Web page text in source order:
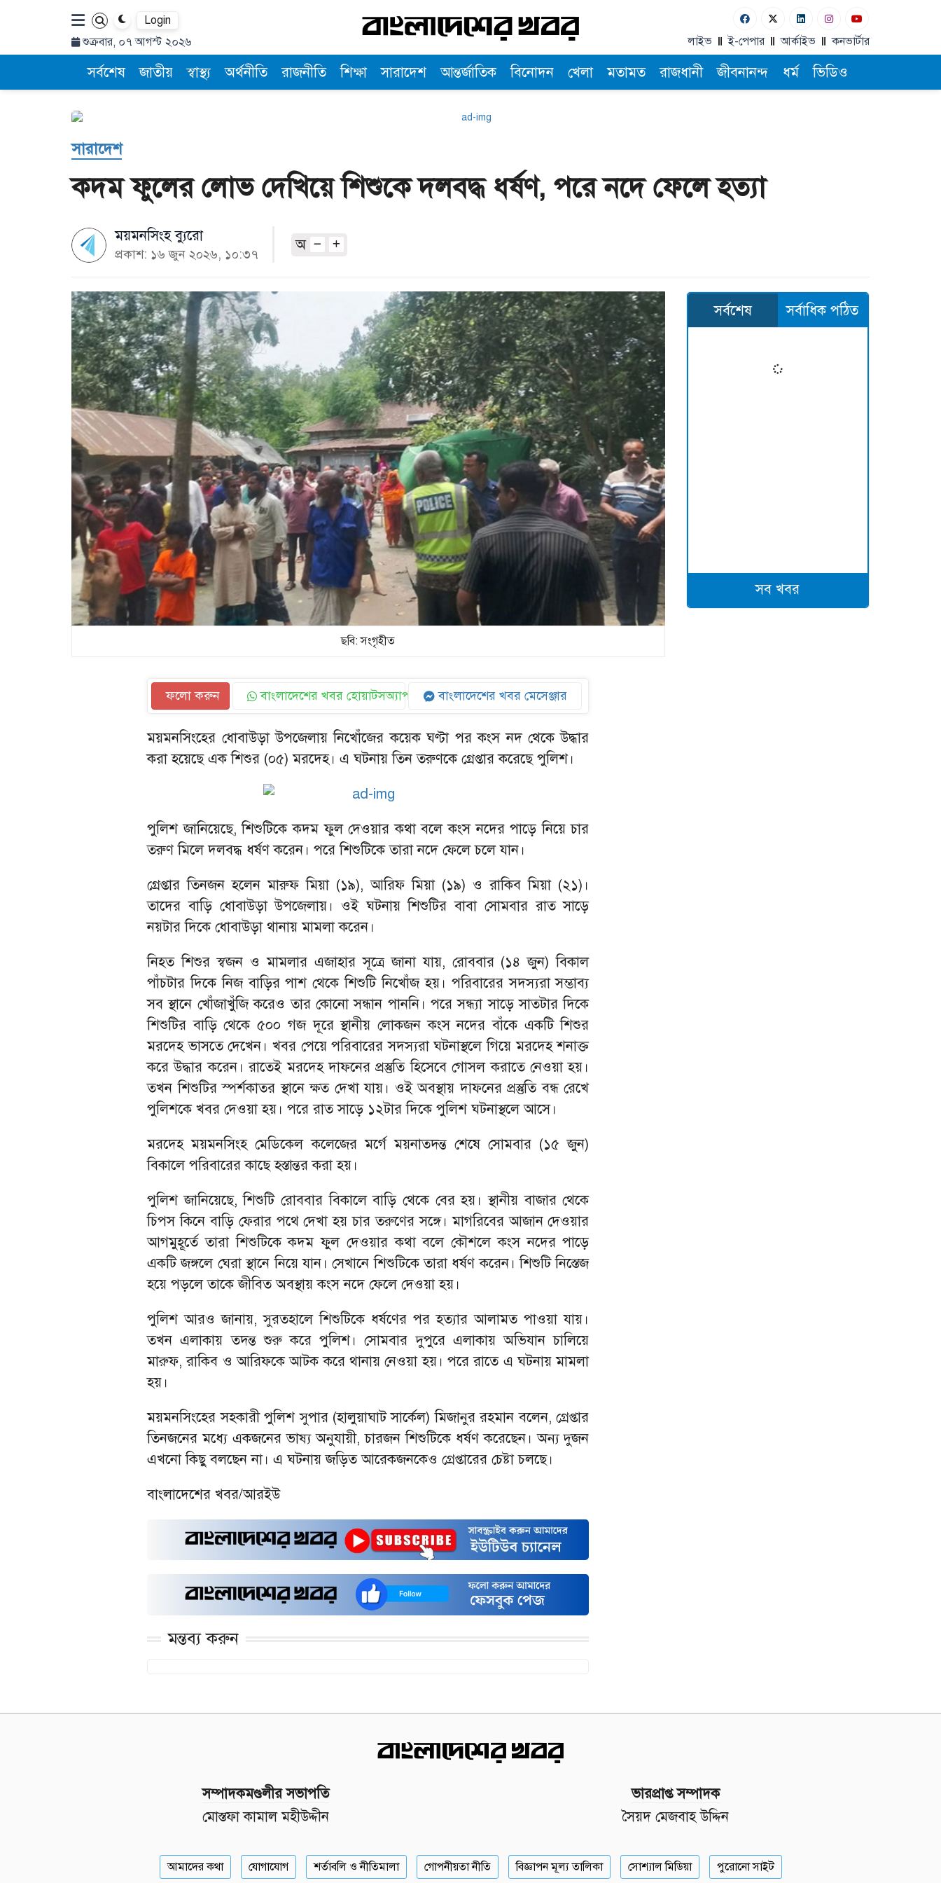
Login
শুক্রবার, ০৭ আগস্ট ২০২৬
লাইভ ই-পেপার আর্কাইভ কনভার্টার
সর্বশেষ জাতীয় স্বাস্থ্য অর্থনীতি রাজনীতি শিক্ষা সারাদেশ আন্তর্জাতিক বিনোদন খেলা মতামত রাজধানী জীবনানন্দ ধর্ম ভিডিও
সারাদেশ
কদম ফুলের লোভ দেখিয়ে শিশুকে দলবদ্ধ ধর্ষণ, পরে নদে ফেলে হত্যা
ময়মনসিংহ ব্যুরো
প্রকাশ: ১৬ জুন ২০২৬, ১০:৩৭
অ
ছবি: সংগৃহীত
ফলো করুন বাংলাদেশের খবর হোয়াটসঅ্যাপ বাংলাদেশের খবর মেসেঞ্জার
ময়মনসিংহের ধোবাউড়া উপজেলায় নিখোঁজের কয়েক ঘণ্টা পর কংস নদ থেকে উদ্ধার
করা হয়েছে এক শিশুর (০৫) মরদেহ। এ ঘটনায় তিন তরুণকে গ্রেপ্তার করেছে পুলিশ।
পুলিশ জানিয়েছে, শিশুটিকে কদম ফুল দেওয়ার কথা বলে কংস নদের পাড়ে নিয়ে চার
তরুণ মিলে দলবদ্ধ ধর্ষণ করেন। পরে শিশুটিকে তারা নদে ফেলে চলে যান।
গ্রেপ্তার তিনজন হলেন মারুফ মিয়া (১৯), আরিফ মিয়া (১৯) ও রাকিব মিয়া (২১)।
তাদের বাড়ি ধোবাউড়া উপজেলায়। ওই ঘটনায় শিশুটির বাবা সোমবার রাত সাড়ে
নয়টার দিকে ধোবাউড়া থানায় মামলা করেন।
নিহত শিশুর স্বজন ও মামলার এজাহার সূত্রে জানা যায়, রোববার (১৪ জুন) বিকাল
পাঁচটার দিকে নিজ বাড়ির পাশ থেকে শিশুটি নিখোঁজ হয়। পরিবারের সদস্যরা সম্ভাব্য
সব স্থানে খোঁজাখুঁজি করেও তার কোনো সন্ধান পাননি। পরে সন্ধ্যা সাড়ে সাতটার দিকে
শিশুটির বাড়ি থেকে ৫০০ গজ দূরে স্থানীয় লোকজন কংস নদের বাঁকে একটি শিশুর
মরদেহ ভাসতে দেখেন। খবর পেয়ে পরিবারের সদস্যরা ঘটনাস্থলে গিয়ে মরদেহ শনাক্ত
করে উদ্ধার করেন। রাতেই মরদেহ দাফনের প্রস্তুতি হিসেবে গোসল করাতে নেওয়া হয়।
তখন শিশুটির স্পর্শকাতর স্থানে ক্ষত দেখা যায়। ওই অবস্থায় দাফনের প্রস্তুতি বন্ধ রেখে
পুলিশকে খবর দেওয়া হয়। পরে রাত সাড়ে ১২টার দিকে পুলিশ ঘটনাস্থলে আসে।
মরদেহ ময়মনসিংহ মেডিকেল কলেজের মর্গে ময়নাতদন্ত শেষে সোমবার (১৫ জুন)
বিকালে পরিবারের কাছে হস্তান্তর করা হয়।
পুলিশ জানিয়েছে, শিশুটি রোববার বিকালে বাড়ি থেকে বের হয়। স্থানীয় বাজার থেকে
চিপস কিনে বাড়ি ফেরার পথে দেখা হয় চার তরুণের সঙ্গে। মাগরিবের আজান দেওয়ার
আগমুহূর্তে তারা শিশুটিকে কদম ফুল দেওয়ার কথা বলে কৌশলে কংস নদের পাড়ে
একটি জঙ্গলে ঘেরা স্থানে নিয়ে যান। সেখানে শিশুটিকে তারা ধর্ষণ করেন। শিশুটি নিস্তেজ
হয়ে পড়লে তাকে জীবিত অবস্থায় কংস নদে ফেলে দেওয়া হয়।
পুলিশ আরও জানায়, সুরতহালে শিশুটিকে ধর্ষণের পর হত্যার আলামত পাওয়া যায়।
তখন এলাকায় তদন্ত শুরু করে পুলিশ। সোমবার দুপুরে এলাকায় অভিযান চালিয়ে
মারুফ, রাকিব ও আরিফকে আটক করে থানায় নেওয়া হয়। পরে রাতে এ ঘটনায় মামলা
হয়।
ময়মনসিংহের সহকারী পুলিশ সুপার (হালুয়াঘাট সার্কেল) মিজানুর রহমান বলেন, গ্রেপ্তার
তিনজনের মধ্যে একজনের ভাষ্য অনুযায়ী, চারজন শিশুটিকে ধর্ষণ করেছেন। অন্য দুজন
এখনো কিছু বলছেন না। এ ঘটনায় জড়িত আরেকজনকেও গ্রেপ্তারের চেষ্টা চলছে।
বাংলাদেশের খবর/আরইউ
মন্তব্য করুন
সর্বশেষ সর্বাধিক পঠিত
সব খবর
সম্পাদকমণ্ডলীর সভাপতি
মোস্তফা কামাল মহীউদ্দীন
ভারপ্রাপ্ত সম্পাদক
সৈয়দ মেজবাহ উদ্দিন
আমাদের কথা যোগাযোগ শর্তাবলি ও নীতিমালা গোপনীয়তা নীতি বিজ্ঞাপন মূল্য তালিকা সোশ্যাল মিডিয়া পুরোনো সাইট